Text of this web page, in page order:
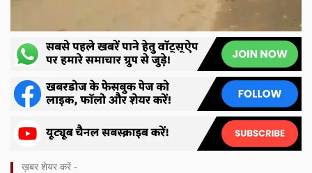
ख़बर शेयर करें -